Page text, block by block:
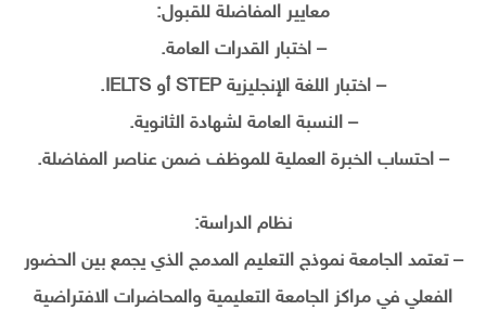
معايير المفاضلة للقبول:
– اختبار القدرات العامة.
– اختبار اللغة الإنجليزية STEP أو IELTS.
– النسبة العامة لشهادة الثانوية.
– احتساب الخبرة العملية للموظف ضمن عناصر المفاضلة.
نظام الدراسة:
– تعتمد الجامعة نموذج التعليم المدمج الذي يجمع بين الحضور
الفعلي في مراكز الجامعة التعليمية والمحاضرات الافتراضية